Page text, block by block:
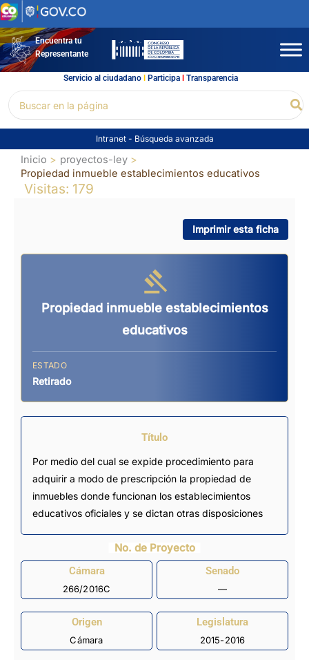
Ir
al
contenidoEncuentra tu
Representante
Servicio al ciudadano l Participal Transparencia
por:
Intranet - Búsqueda avanzada
Inicio
proyectos-ley
Propiedad inmueble establecimientos educativos
Visitas: 179
Imprimir esta ficha
Propiedad inmueble establecimientos
educativos
ESTADO
Retirado
Título
Por medio del cual se expide procedimiento para
adquirir a modo de prescripción la propiedad de
inmuebles donde funcionan los establecimientos
educativos oficiales y se dictan otras disposiciones
No. de Proyecto
Cámara
266/2016C
Senado
—
Origen
Cámara
Legislatura
2015-2016